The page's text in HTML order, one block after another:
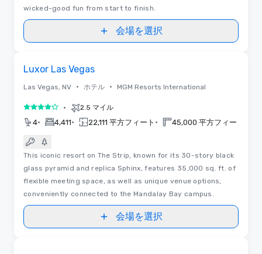
wicked-good fun from start to finish.
会場を選択
Luxor Las Vegas
Las Vegas, NV • ホテル • MGM Resorts International
5 中の 4 • 2.5 マイル
4• 4,411• 22,111 平方フィート • 45,000 平方フィート
This iconic resort on The Strip, known for its 30-story black
glass pyramid and replica Sphinx, features 35,000 sq. ft. of
flexible meeting space, as well as unique venue options,
conveniently connected to the Mandalay Bay campus.
会場を選択